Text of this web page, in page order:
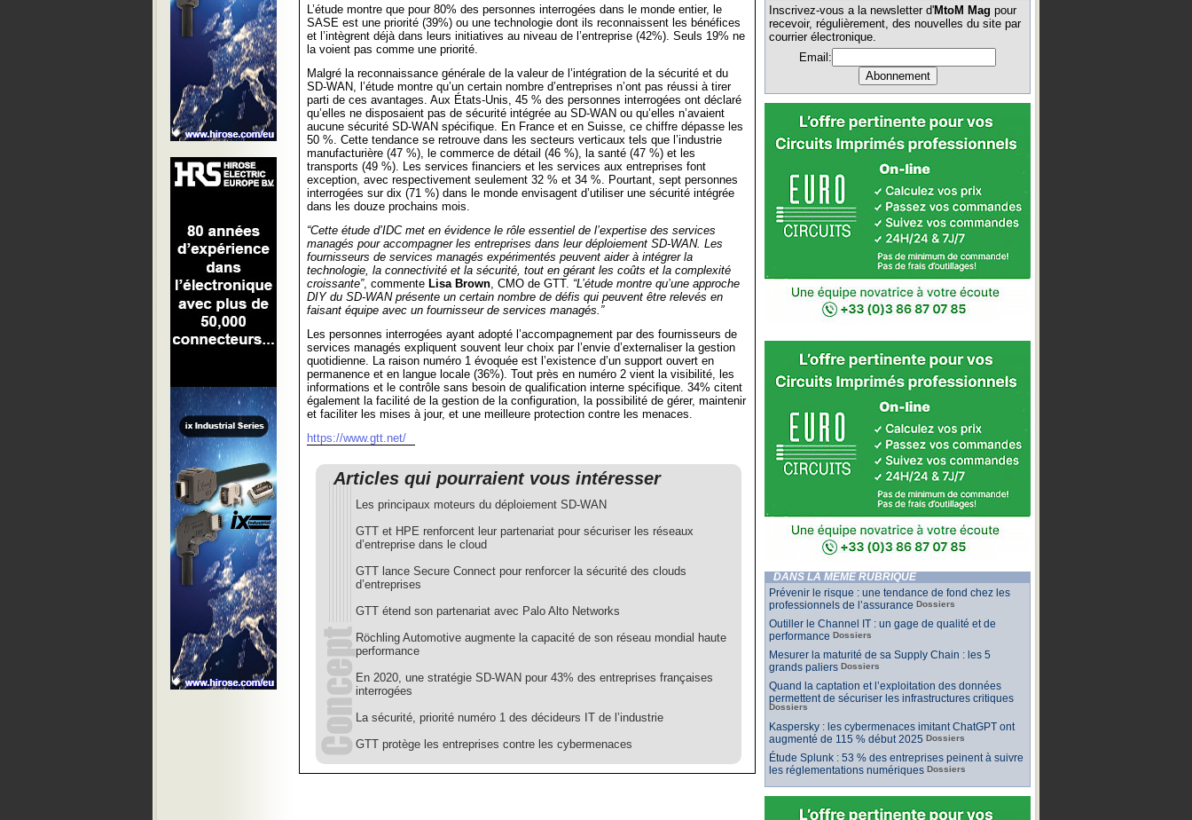
L’étude montre que pour 80% des personnes interrogées dans le monde entier, le
SASE est une priorité (39%) ou une technologie dont ils reconnaissent les bénéfices
et l’intègrent déjà dans leurs initiatives au niveau de l’entreprise (42%). Seuls 19% ne
la voient pas comme une priorité.
Malgré la reconnaissance générale de la valeur de l’intégration de la sécurité et du
SD-WAN, l’étude montre qu’un certain nombre d’entreprises n’ont pas réussi à tirer
parti de ces avantages. Aux États-Unis, 45 % des personnes interrogées ont déclaré
qu’elles ne disposaient pas de sécurité intégrée au SD-WAN ou qu’elles n’avaient
aucune sécurité SD-WAN spécifique. En France et en Suisse, ce chiffre dépasse les
50 %. Cette tendance se retrouve dans les secteurs verticaux tels que l’industrie
manufacturière (47 %), le commerce de détail (46 %), la santé (47 %) et les
transports (49 %). Les services financiers et les services aux entreprises font
exception, avec respectivement seulement 32 % et 34 %. Pourtant, sept personnes
interrogées sur dix (71 %) dans le monde envisagent d’utiliser une sécurité intégrée
dans les douze prochains mois.
“Cette étude d’IDC met en évidence le rôle essentiel de l’expertise des services
managés pour accompagner les entreprises dans leur déploiement SD-WAN. Les
fournisseurs de services managés expérimentés peuvent aider à intégrer la
technologie, la connectivité et la sécurité, tout en gérant les coûts et la complexité
croissante”, commente Lisa Brown, CMO de GTT. “L’étude montre qu’une approche
DIY du SD-WAN présente un certain nombre de défis qui peuvent être relevés en
faisant équipe avec un fournisseur de services managés.”
Les personnes interrogées ayant adopté l’accompagnement par des fournisseurs de
services managés expliquent souvent leur choix par l’envie d’externaliser la gestion
quotidienne. La raison numéro 1 évoquée est l’existence d’un support ouvert en
permanence et en langue locale (36%). Tout près en numéro 2 vient la visibilité, les
informations et le contrôle sans besoin de qualification interne spécifique. 34% citent
également la facilité de la gestion de la configuration, la possibilité de gérer, maintenir
et faciliter les mises à jour, et une meilleure protection contre les menaces.
https://www.gtt.net/
Articles qui pourraient vous intéresser
Les principaux moteurs du déploiement SD-WAN
GTT et HPE renforcent leur partenariat pour sécuriser les réseaux
d’entreprise dans le cloud
GTT lance Secure Connect pour renforcer la sécurité des clouds
d’entreprises
GTT étend son partenariat avec Palo Alto Networks
Röchling Automotive augmente la capacité de son réseau mondial haute
performance
En 2020, une stratégie SD-WAN pour 43% des entreprises françaises
interrogées
La sécurité, priorité numéro 1 des décideurs IT de l’industrie
GTT protège les entreprises contre les cybermenaces
Inscrivez-vous a la newsletter d'MtoM Mag pour
recevoir, régulièrement, des nouvelles du site par
courrier électronique.
Email:
DANS LA MÊME RUBRIQUE
Prévenir le risque : une tendance de fond chez les
professionnels de l’assurance Dossiers
Outiller le Channel IT : un gage de qualité et de
performance Dossiers
Mesurer la maturité de sa Supply Chain : les 5
grands paliers Dossiers
Quand la captation et l’exploitation des données
permettent de sécuriser les infrastructures critiques
Dossiers
Kaspersky : les cybermenaces imitant ChatGPT ont
augmenté de 115 % début 2025 Dossiers
Étude Splunk : 53 % des entreprises peinent à suivre
les réglementations numériques Dossiers